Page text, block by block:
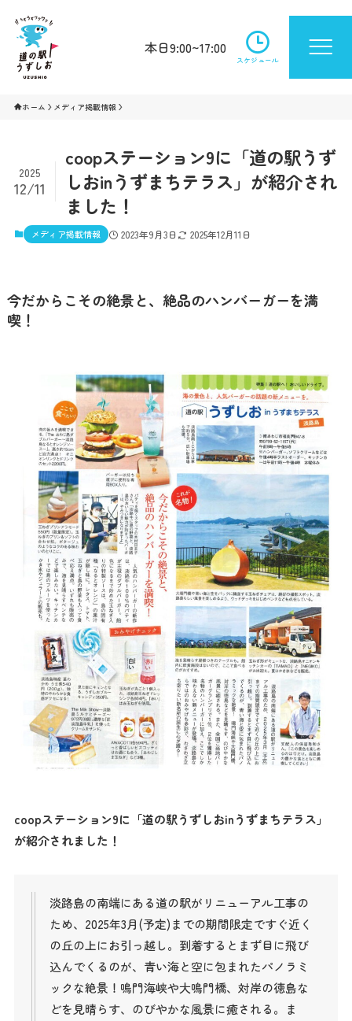
本日9:00~17:00
スケジュール
ホーム メディア掲載情報
coopステーション9に「道の駅うず
しおinうずまちテラス」が紹介され
ました！
2025
12/11
メディア掲載情報 2023年9月3日 2025年12月11日
今だからこその絶景と、絶品のハンバーガーを満
喫！
coopステーション9に「道の駅うずしおinうずまちテラス」
が紹介されました！
淡路島の南端にある道の駅がリニューアル工事の
ため、2025年3月(予定)までの期間限定ですぐ近く
の丘の上にお引っ越し。到着するとまず目に飛び
込んでくるのが、青い海と空に包まれたパノラミ
ックな絶景！鳴門海峡や大鳴門橋、対岸の徳島な
どを見晴らす、のびやかな風景に癒される。ま